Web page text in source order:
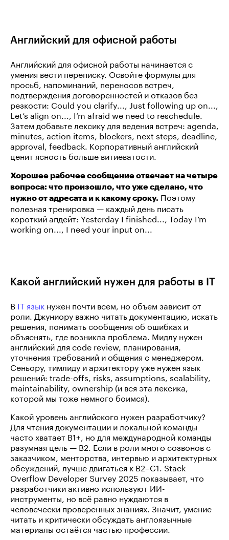
Английский для офисной работы
Английский для офисной работы начинается с
умения вести переписку. Освойте формулы для
просьб, напоминаний, переносов встреч,
подтверждения договоренностей и отказов без
резкости: Could you clarify..., Just following up on...,
Let’s align on..., I’m afraid we need to reschedule.
Затем добавьте лексику для ведения встреч: agenda,
minutes, action items, blockers, next steps, deadline,
approval, feedback. Корпоративный английский
ценит ясность больше витиеватости.
Хорошее рабочее сообщение отвечает на четыре
вопроса: что произошло, что уже сделано, что
нужно от адресата и к какому сроку. Поэтому
полезная тренировка — каждый день писать
короткий апдейт: Yesterday I finished..., Today I’m
working on..., I need your input on...
Какой английский нужен для работы в IT
В IT язык нужен почти всем, но объем зависит от
роли. Джуниору важно читать документацию, искать
решения, понимать сообщения об ошибках и
объяснять, где возникла проблема. Мидлу нужен
английский для code review, планирования,
уточнения требований и общения с менеджером.
Сеньору, тимлиду и архитектору уже нужен язык
решений: trade-offs, risks, assumptions, scalability,
maintainability, ownership (и вся эта лексика,
которой мы тоже немного боимся).
Какой уровень английского нужен разработчику?
Для чтения документации и локальной команды
часто хватает B1+, но для международной команды
разумная цель — B2. Если в роли много созвонов с
заказчиком, менторства, интервью и архитектурных
обсуждений, лучше двигаться к B2–C1. Stack
Overflow Developer Survey 2025 показывает, что
разработчики активно используют ИИ-
инструменты, но всё равно нуждаются в
человечески проверенных знаниях. Значит, умение
читать и критически обсуждать англоязычные
материалы остаётся частью профессии.